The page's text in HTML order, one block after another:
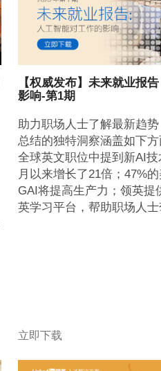
【权威发布】未来就业报
影响-第1期
助力职场人士了解最新趋
总结的独特洞察涵盖如下方
全球英文职位中提到新AI
月以来增长了21倍；47%
GAI将提高生产力；领英提
英学习平台，帮助职场人士
立即下载